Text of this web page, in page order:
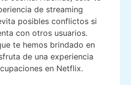
de streaming
posibles conflictos si
con otros usuarios.
te hemos brindado en
de una experiencia
en Netflix.